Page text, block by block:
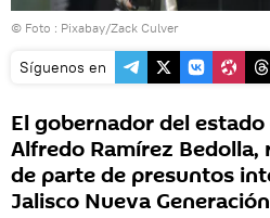
© Foto : Pixabay/Zack Culver
Síguenos en
El gobernador del
Alfredo Ramírez Bedolla,
de parte de presuntos
Jalisco Nueva